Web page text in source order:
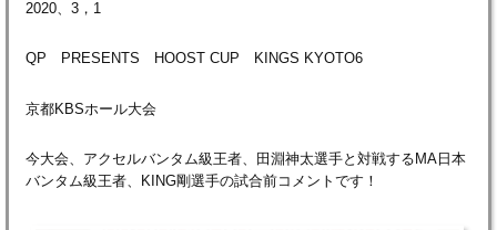
2020、3，1
QP PRESENTS HOOST CUP KINGS KYOTO6
京都KBSホール大会
今大会、アクセルバンタム級王者、田淵神太選手と対戦するMA日本
バンタム級王者、KING剛選手の試合前コメントです！